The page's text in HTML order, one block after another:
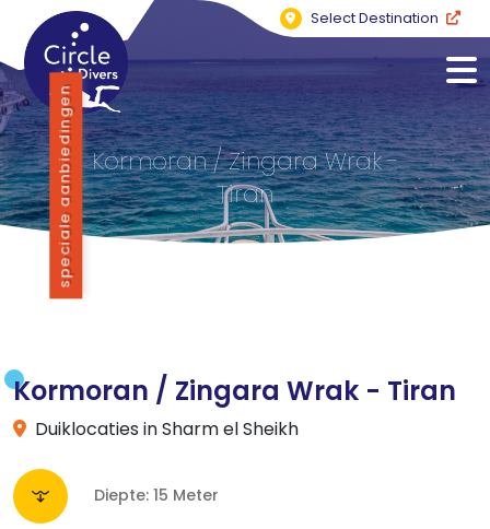
Select Destination
Kormoran / Zingara Wrak -
Tiran
Kormoran / Zingara Wrak - Tiran
Duiklocaties in Sharm el Sheikh
Diepte: 15 Meter
speciale aanbiedingen